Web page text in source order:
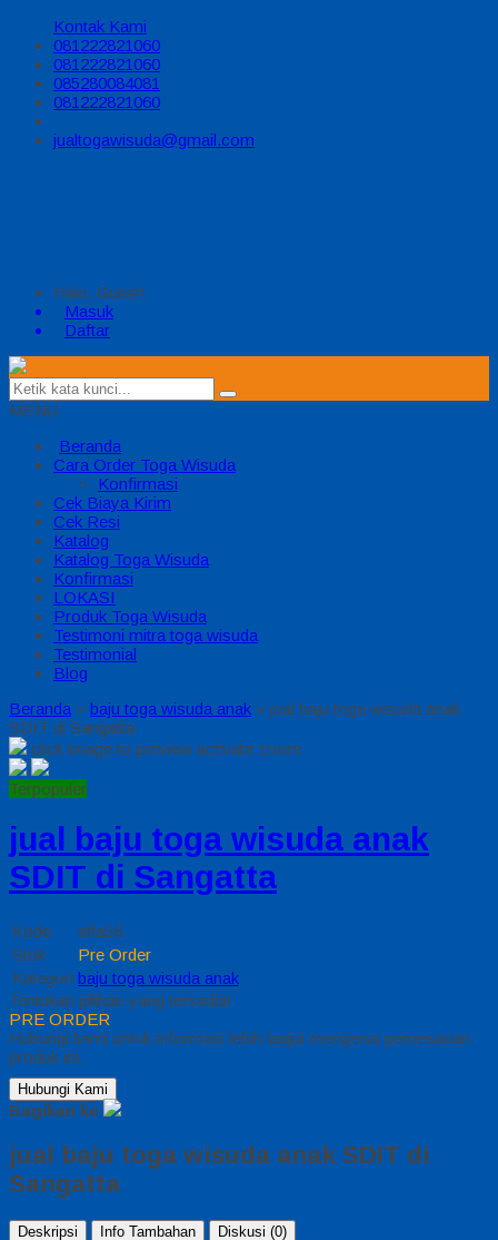
Kontak Kami
081222821060
081222821060
085280084081
081222821060
jualtogawisuda@gmail.com
Halo, Guest!
Masuk
Daftar
MENU
Beranda
Cara Order Toga Wisuda
Konfirmasi
Cek Biaya Kirim
Cek Resi
Katalog
Katalog Toga Wisuda
Konfirmasi
LOKASI
Produk Toga Wisuda
Testimoni mitra toga wisuda
Testimonial
Blog
Beranda » baju toga wisuda anak » jual baju toga wisuda anak
SDIT di Sangatta
click image to preview activate zoom
Terpopuler
jual baju toga wisuda anak
SDIT di Sangatta
Kode
elfa56
Stok
Pre Order
Kategori baju toga wisuda anak
Tentukan pilihan yang tersedia!
PRE ORDER
Hubungi kami untuk informasi lebih lanjut mengenai pemesanan
produk ini.
Hubungi Kami
Bagikan ke
jual baju toga wisuda anak SDIT di
Sangatta
Deskripsi Info Tambahan Diskusi (0)